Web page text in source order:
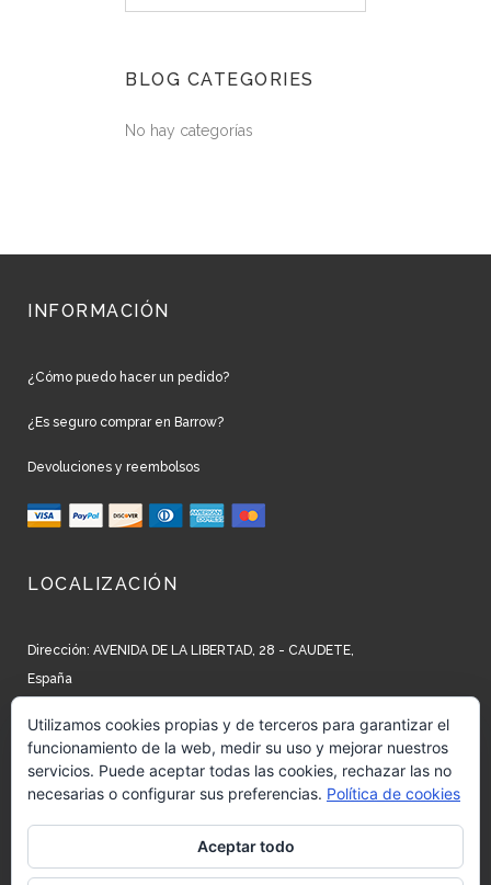
BLOG CATEGORIES
No hay categorías
INFORMACIÓN
¿Cómo puedo hacer un pedido?
¿Es seguro comprar en Barrow?
Devoluciones y reembolsos
LOCALIZACIÓN
Dirección: AVENIDA DE LA LIBERTAD, 28 - CAUDETE,
España
Teléfono: +34 965 827 250
Email: info@barrow.es
REDES SOCIALES
Utilizamos cookies propias y de terceros para garantizar el
funcionamiento de la web, medir su uso y mejorar nuestros
servicios. Puede aceptar todas las cookies, rechazar las no
necesarias o configurar sus preferencias. Política de cookies
Aceptar todo